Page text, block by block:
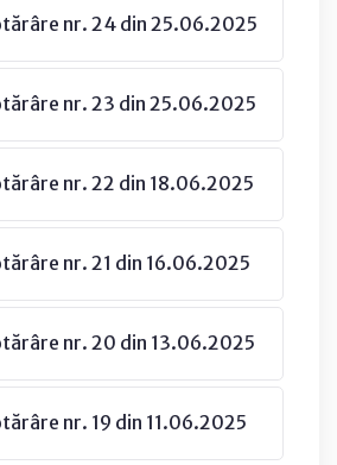
nr. 24 din 25.06.2025
nr. 23 din 25.06.2025
nr. 22 din 18.06.2025
nr. 21 din 16.06.2025
nr. 20 din 13.06.2025
nr. 19 din 11.06.2025